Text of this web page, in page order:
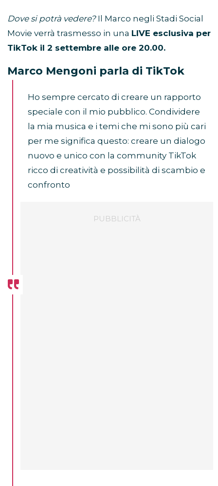
Dove si potrà vedere?Il Marco negli Stadi Social
Movie verrà trasmesso in una LIVE esclusiva per
TikTok il 2 settembre alle ore 20.00.
Marco Mengoni parla di TikTok
Ho sempre cercato di creare un rapporto
speciale con il mio pubblico. Condividere
la mia musica e i temi che mi sono più cari
per me significa questo: creare un dialogo
nuovo e unico con la community TikTok
ricco di creatività e possibilità di scambio e
confronto